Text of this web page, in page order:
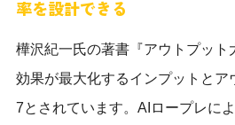
率を設計できる
樺沢紀一氏の著書『アウトプット
効果が最大化するインプットとア
7とされています。AIロープレに